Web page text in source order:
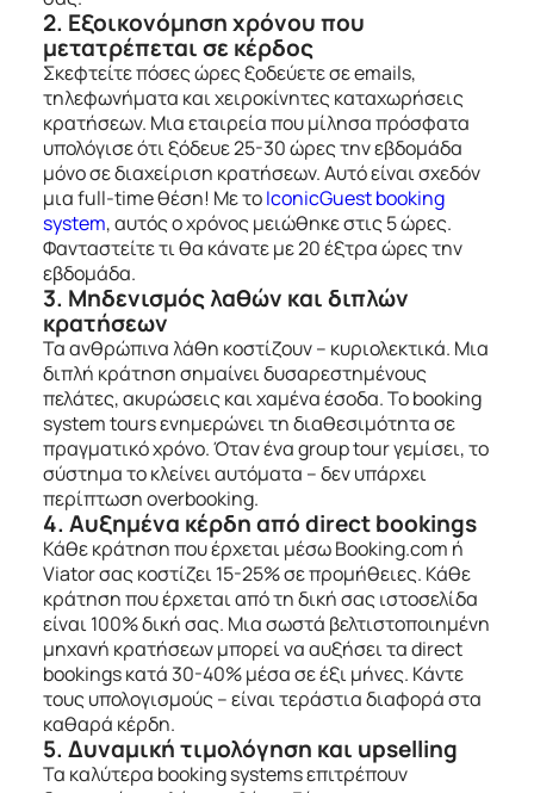
2. Εξοικονόμηση χρόνου που
μετατρέπεται σε κέρδος
Σκεφτείτε πόσες ώρες ξοδεύετε σε emails,
τηλεφωνήματα και χειροκίνητες καταχωρήσεις
κρατήσεων. Μια εταιρεία που μίλησα πρόσφατα
υπολόγισε ότι ξόδευε 25-30 ώρες την εβδομάδα
μόνο σε διαχείριση κρατήσεων. Αυτό είναι σχεδόν
μια full-time θέση! Με τοIconicGuest booking
system, αυτός ο χρόνος μειώθηκε στις 5 ώρες.
Φανταστείτε τι θα κάνατε με 20 έξτρα ώρες την
εβδομάδα.
3. Μηδενισμός λαθών και διπλών
κρατήσεων
Τα ανθρώπινα λάθη κοστίζουν – κυριολεκτικά. Μια
διπλή κράτηση σημαίνει δυσαρεστημένους
πελάτες, ακυρώσεις και χαμένα έσοδα. Το booking
system tours ενημερώνει τη διαθεσιμότητα σε
πραγματικό χρόνο. Όταν ένα group tour γεμίσει, το
σύστημα το κλείνει αυτόματα – δεν υπάρχει
περίπτωση overbooking.
4. Αυξημένα κέρδη από direct bookings
Κάθε κράτηση που έρχεται μέσω Booking.com ή
Viator σας κοστίζει 15-25% σε προμήθειες. Κάθε
κράτηση που έρχεται από τη δική σας ιστοσελίδα
είναι 100% δική σας. Μια σωστά βελτιστοποιημένη
μηχανή κρατήσεων μπορεί να αυξήσει τα direct
bookings κατά 30-40% μέσα σε έξι μήνες. Κάντε
τους υπολογισμούς – είναι τεράστια διαφορά στα
καθαρά κέρδη.
5. Δυναμική τιμολόγηση και upselling
Τα καλύτερα booking systems επιτρέπουν